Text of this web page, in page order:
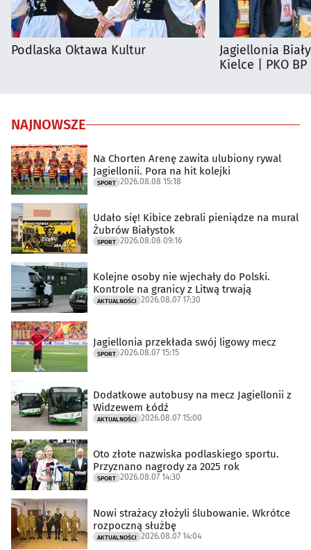
Podlaska Oktawa Kultur
Jagiellonia
Kielce | PKO
NAJNOWSZE
Na Chorten Arenę zawita ulubiony rywal
Jagiellonii. Pora na hit kolejki
SPORT 2026.08.08 15:18
Udało się! Kibice zebrali pieniądze na mural
Żubrów Białystok
SPORT 2026.08.08 09:16
Kolejne osoby nie wjechały do Polski.
Kontrole na granicy z Litwą trwają
AKTUALNOŚCI 2026.08.07 17:30
Jagiellonia przekłada swój ligowy mecz
SPORT 2026.08.07 15:15
Dodatkowe autobusy na mecz Jagiellonii z
Widzewem Łódź
AKTUALNOŚCI 2026.08.07 15:00
Oto złote nazwiska podlaskiego sportu.
Przyznano nagrody za 2025 rok
SPORT 2026.08.07 14:30
Nowi strażacy złożyli ślubowanie. Wkrótce
rozpoczną służbę
AKTUALNOŚCI 2026.08.07 14:04